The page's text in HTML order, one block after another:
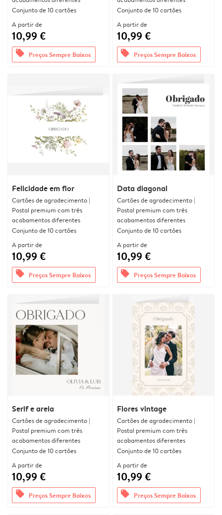
Conjunto de 10 cartões
A partir de
10,99 €
offers Preços Sempre Baixos
Conjunto de 10 cartões
A partir de
10,99 €
offers Preços Sempre Baixos
Felicidade em flor
Cartões de agradecimento |
Postal premium com três
acabamentos diferentes
Conjunto de 10 cartões
A partir de
10,99 €
offers Preços Sempre Baixos
Data diagonal
Cartões de agradecimento |
Postal premium com três
acabamentos diferentes
Conjunto de 10 cartões
A partir de
10,99 €
offers Preços Sempre Baixos
Serif e areia
Cartões de agradecimento |
Postal premium com três
acabamentos diferentes
Conjunto de 10 cartões
A partir de
10,99 €
offers Preços Sempre Baixos
Flores vintage
Cartões de agradecimento |
Postal premium com três
acabamentos diferentes
Conjunto de 10 cartões
A partir de
10,99 €
offers Preços Sempre Baixos